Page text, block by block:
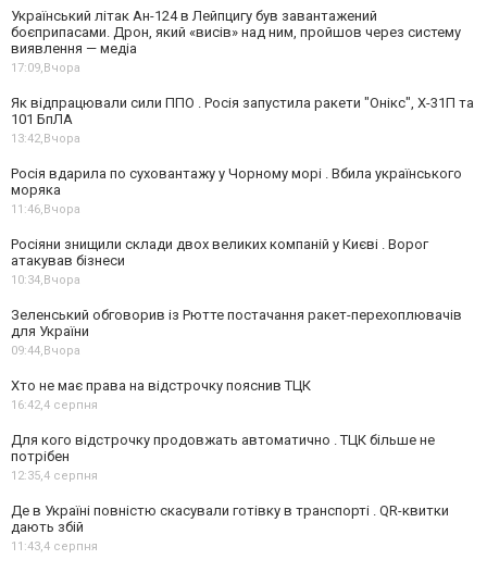
Український літак Ан-124 в Лейпцигу був завантажений
боєприпасами. Дрон, який «висів» над ним, пройшов через систему
виявлення — медіа
17:09,Вчора
Як відпрацювали сили ППО . Росія запустила ракети "Онікс", Х-31П та
101 БпЛА
13:42,Вчора
Росія вдарила по суховантажу у Чорному морі . Вбила українського
моряка
11:46,Вчора
Росіяни знищили склади двох великих компаній у Києві . Ворог
атакував бізнеси
10:34,Вчора
Зеленський обговорив із Рютте постачання ракет-перехоплювачів
для України
09:44,Вчора
Хто не має права на відстрочку пояснив ТЦК
16:42,4 серпня
Для кого відстрочку продовжать автоматично . ТЦК більше не
потрібен
12:35,4 серпня
Де в Україні повністю скасували готівку в транспорті . QR-квитки
дають збій
11:43,4 серпня